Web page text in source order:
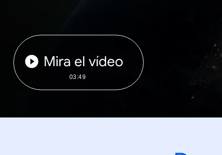
Mira el vídeo
03:49